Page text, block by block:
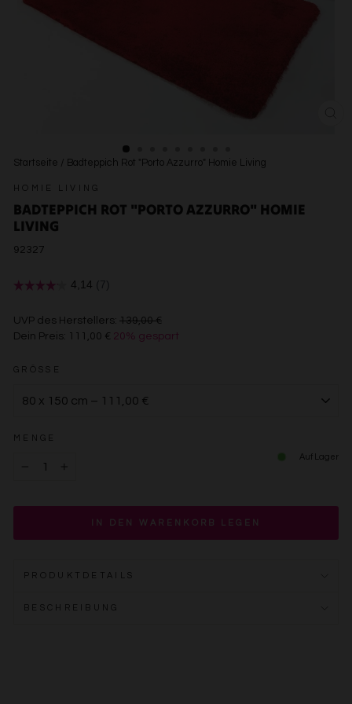
Startseite / Badteppich Rot "Porto Azzurro" Homie Living
HOMIE LIVING
BADTEPPICH ROT "PORTO AZZURRO" HOMIE
LIVING
92327
UVP des Herstellers: 139,00 €€139,00
Dein Preis: 111,00 € 20% gespart
GRÖSSE
MENGE
Auf Lager
IN DEN WARENKORB LEGEN
PRODUKTDETAILS
BESCHREIBUNG